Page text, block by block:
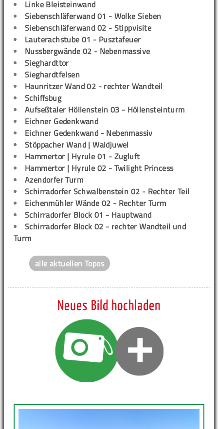
Linke Bleisteinwand
Siebenschläferwand 01 - Wolke Sieben
Siebenschläferwand 02 - Stippvisite
Lauterachstube 01 - Pusztafeuer
Nussbergwände 02 - Nebenmassive
Sieghardttor
Sieghardtfelsen
Haunritzer Wand 02 - rechter Wandteil
Schiffsbug
Aufseßtaler Höllenstein 03 - Höllensteinturm
Eichner Gedenkwand
Eichner Gedenkwand - Nebenmassiv
Stöppacher Wand | Waldjuwel
Hammertor | Hyrule 01 - Zugluft
Hammertor | Hyrule 02 - Twilight Princess
Azendorfer Turm
Schirradorfer Schwalbenstein 02 - Rechter Teil
Eichenmühler Wände 02 - Rechter Turm
Schirradorfer Block 01 - Hauptwand
Schirradorfer Block 02 - rechter Wandteil und
Turm
alle aktuellen Topos
Neues Bild hochladen